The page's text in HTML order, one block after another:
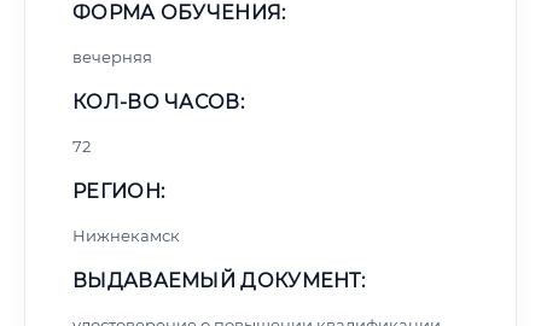
ФОРМА ОБУЧЕНИЯ:
вечерняя
КОЛ-ВО ЧАСОВ:
72
РЕГИОН:
Нижнекамск
ВЫДАВАЕМЫЙ ДОКУМЕНТ: